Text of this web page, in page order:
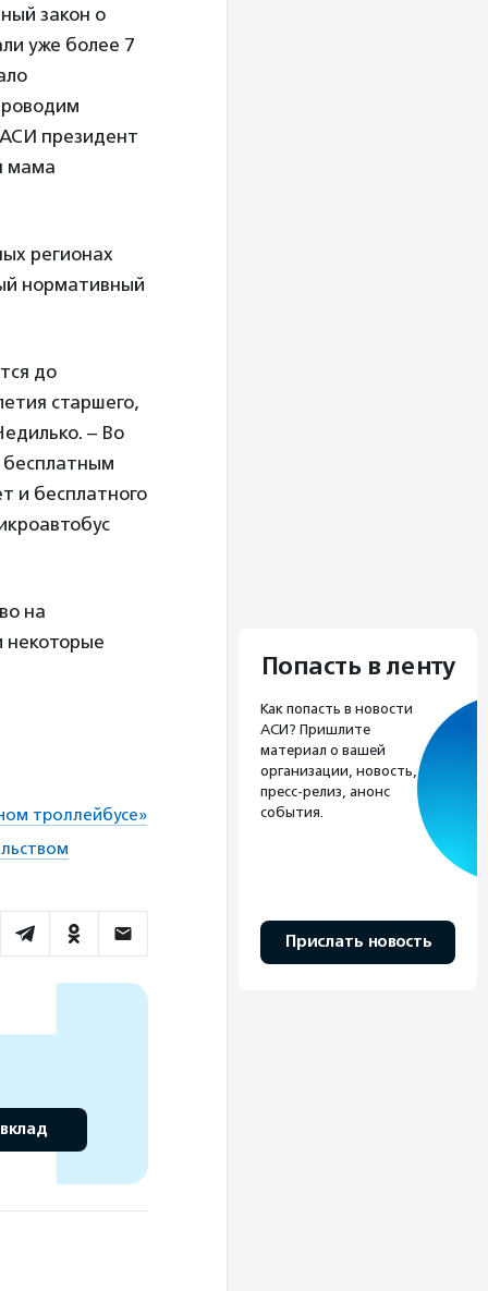
закон о
уже более 7
президент
мама
регионах
нормативный
до
старшего,
– Во
и бесплатного
на
некоторые
троллейбусе»
Попасть в ленту
Как попасть в новости
АСИ? Пришлите
материал о вашей
организации, новость,
пресс-релиз, анонс
события.
Прислать новость